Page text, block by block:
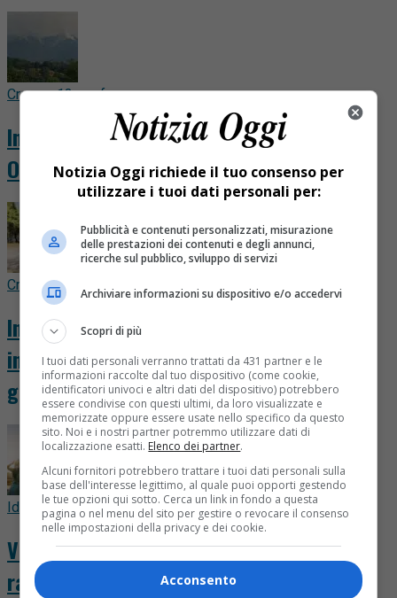
Cronaca13 ore fa
Incendi, la Valsesia comincia a respirare.
Ora il dramma è in Valsessera
Cronaca14 ore fa
Incendio nei boschi di Gattinara, il rapido
intervento scongiura conseguenze più
gravi. FOTO E VIDEO
Idee & Consigli14 ore fa
Viaggio nella Parigi storica, i luoghi che
raccontano duemila anni di città
Notizia Oggi richiede il tuo consenso per
utilizzare i tuoi dati personali per:
Pubblicità e contenuti personalizzati, misurazione
delle prestazioni dei contenuti e degli annunci,
ricerche sul pubblico, sviluppo di servizi
Archiviare informazioni su dispositivo e/o accedervi
Scopri di più
I tuoi dati personali verranno trattati da 431 partner e le
informazioni raccolte dal tuo dispositivo (come cookie,
identificatori univoci e altri dati del dispositivo) potrebbero
essere condivise con questi ultimi, da loro visualizzate e
memorizzate oppure essere usate nello specifico da questo
sito. Noi e i nostri partner potremmo utilizzare dati di
localizzazione esatti. Elenco dei partner.
Alcuni fornitori potrebbero trattare i tuoi dati personali sulla
base dell'interesse legittimo, al quale puoi opporti gestendo
le tue opzioni qui sotto. Cerca un link in fondo a questa
pagina o nel menu del sito per gestire o revocare il consenso
nelle impostazioni della privacy e dei cookie.
Acconsento